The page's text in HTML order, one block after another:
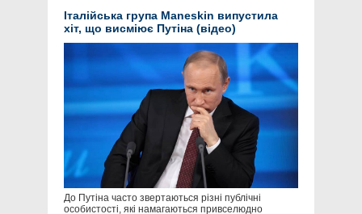
Італійська група Maneskin випустила
хіт, що висміює Путіна (відео)
До Путіна часто звертаються різні публічні
особистості, які намагаються привселюдно